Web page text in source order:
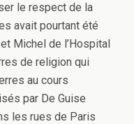
le respect de la
avait pourtant été
Michel de l’Hospital
de religion qui
au cours
par De Guise
les rues de Paris